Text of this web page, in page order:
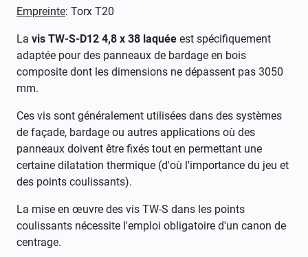
Empreinte: Torx T20
La vis TW-S-D12 4,8 x 38 laquée est spécifiquement
adaptée pour des panneaux de bardage en bois
composite dont les dimensions ne dépassent pas 3050
mm.
Ces vis sont généralement utilisées dans des systèmes
de façade, bardage ou autres applications où des
panneaux doivent être fixés tout en permettant une
certaine dilatation thermique (d'où l'importance du jeu et
des points coulissants).
La mise en œuvre des vis TW-S dans les points
coulissants nécessite l'emploi obligatoire d'un canon de
centrage.